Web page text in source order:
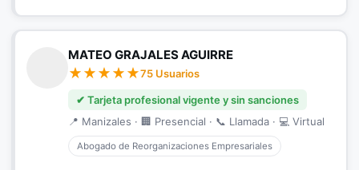
MATEO GRAJALES AGUIRRE
75 Usuarios
✔ Tarjeta profesional vigente y sin sanciones
📍 Manizales · 🏢 Presencial · 📞 Llamada · 💻 Virtual
Abogado de Reorganizaciones Empresariales